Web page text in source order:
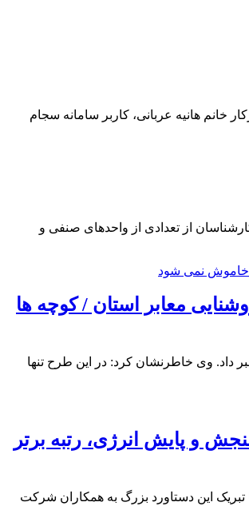
هانیه عربانی، کاربر سامانه سجام
از تعدادی از واحدهای صنفی و
تعدیل موقت روشنایی معابر استان / كوچه ها
داد. وی خاطرنشان کرد: در این طرح تنها
و پایش انرژی، رتبه برتر
این دستاورد بزرگ به همکاران شرکت